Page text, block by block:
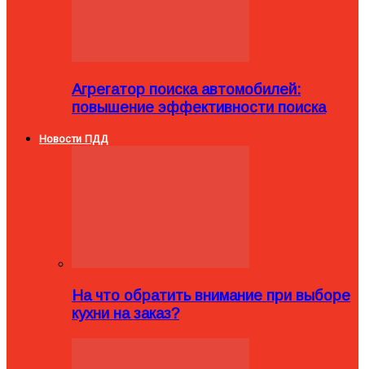
Агрегатор поиска автомобилей:
повышение эффективности поиска
Новости ПДД
На что обратить внимание при выборе
кухни на заказ?